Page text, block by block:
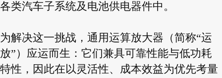
各类汽车子系统及电池供电器件中。
为解决这一挑战，通用运算放大器（简称“运
放”）应运而生：它们兼具可靠性能与低功耗
特性，因此在以灵活性、成本效益为优先考量